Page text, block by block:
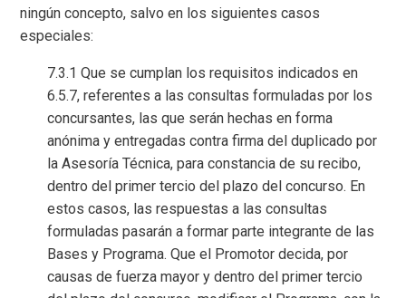
ningún concepto, salvo en los siguientes casos
especiales:
7.3.1 Que se cumplan los requisitos indicados en
6.5.7, referentes a las consultas formuladas por los
concursantes, las que serán hechas en forma
anónima y entregadas contra firma del duplicado por
la Asesoría Técnica, para constancia de su recibo,
dentro del primer tercio del plazo del concurso. En
estos casos, las respuestas a las consultas
formuladas pasarán a formar parte integrante de las
Bases y Programa. Que el Promotor decida, por
causas de fuerza mayor y dentro del primer tercio